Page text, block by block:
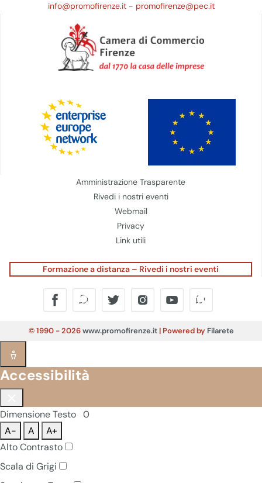
info@promofirenze.it- promofirenze@pec.it
Amministrazione Trasparente
Rivedi i nostri eventi
Webmail
Privacy
Link utili
Formazione a distanza – Rivedi i nostri eventi
© 1990 - 2026www.promofirenze.it| Powered by Filarete
Accessibilità
Dimensione Testo 0
A-
A
A+
Alto Contrasto
Scala di Grigi